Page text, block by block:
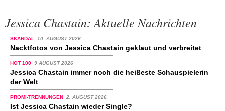
Jessica Chastain: Aktuelle Nachrichten
SKANDAL 10. AUGUST 2026
Nacktfotos von Jessica Chastain geklaut und verbreitet
HOT 100 9 AUGUST 2026
Jessica Chastain immer noch die heißeste Schauspielerin
der Welt
PROMI-TRENNUNGEN 2. AUGUST 2026
Ist Jessica Chastain wieder Single?